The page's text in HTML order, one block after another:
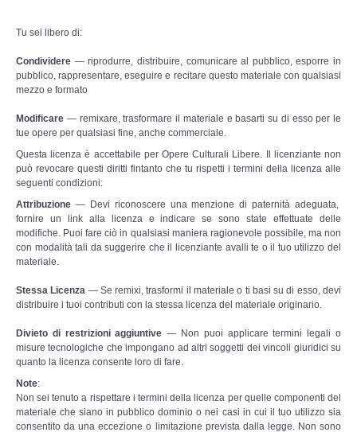
La nostra storia
CULTURA
Strade d'Europa
Saggi e Testi
Recensioni letterarie
Abecedarium
Mito e Poesia
I CADUTI
DOCUMENTI
Tu sei libero di:
Condividere — riprodurre, distribuire, comunicare al pubblico, esporre in
pubblico, rappresentare, eseguire e recitare questo materiale con qualsiasi
mezzo e formato
Modificare — remixare, trasformare il materiale e basarti su di esso per le
tue opere per qualsiasi fine, anche commerciale.
Questa licenza è accettabile per Opere Culturali Libere. Il licenziante non
può revocare questi diritti fintanto che tu rispetti i termini della licenza alle
seguenti condizioni:
Attribuzione — Devi riconoscere una menzione di paternità adeguata,
fornire un link alla licenza e indicare se sono state effettuate delle
modifiche. Puoi fare ciò in qualsiasi maniera ragionevole possibile, ma non
con modalità tali da suggerire che il licenziante avalli te o il tuo utilizzo del
materiale.
Stessa Licenza — Se remixi, trasformi il materiale o ti basi su di esso, devi
distribuire i tuoi contributi con la stessa licenza del materiale originario.
Divieto di restrizioni aggiuntive — Non puoi applicare termini legali o
misure tecnologiche che impongano ad altri soggetti dei vincoli giuridici su
quanto la licenza consente loro di fare.
Note:
Non sei tenuto a rispettare i termini della licenza per quelle componenti del
materiale che siano in pubblico dominio o nei casi in cui il tuo utilizzo sia
consentito da una eccezione o limitazione prevista dalla legge. Non sono